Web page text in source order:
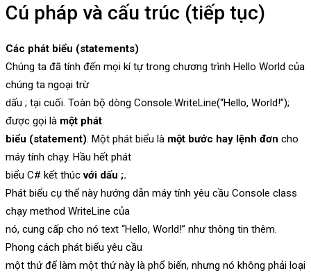
Cú pháp và cấu trúc (tiếp tục)
Các phát biểu (statements)
Chúng ta đã tính đến mọi kí tự trong chương trình Hello World của
chúng ta ngoại trừ
dấu ; tại cuối. Toàn bộ dòng Console.WriteLine(“Hello, World!”);
được gọi là một phát
biểu (statement). Một phát biểu là một bước hay lệnh đơn cho
máy tính chạy. Hầu hết phát
biểu C# kết thúcvới dấu ;.
Phát biểu cụ thể này hướng dẫn máy tính yêu cầu Console class
chạy method WriteLine của
nó, cung cấp cho nó text “Hello, World!” như thông tin thêm.
Phong cách phát biểu yêu cầu
một thứ để làm một thứ này là phổ biến, nhưng nó không phải loại